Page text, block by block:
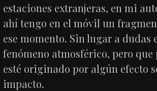
estaciones extranjeras, en mi
ahí tengo en el móvil un
ese momento. Sin lugar a dudas
fenómeno atmosférico, pero que
esté originado por algún efecto
impacto.